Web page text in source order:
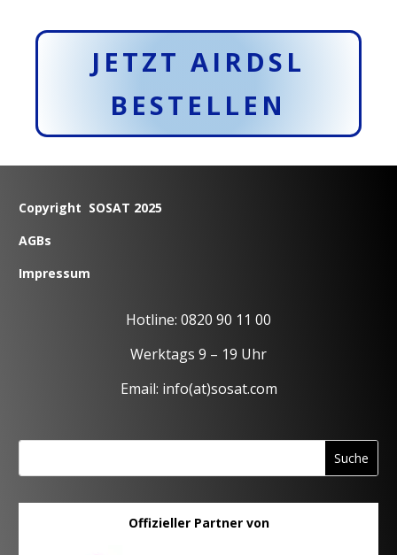
JETZT AIRDSL
BESTELLEN
Copyright SOSAT 2025
AGBs
Impressum
Hotline: 0820 90 11 00
Werktags 9 – 19 Uhr
Email: info(at)sosat.com
Offizieller Partner von